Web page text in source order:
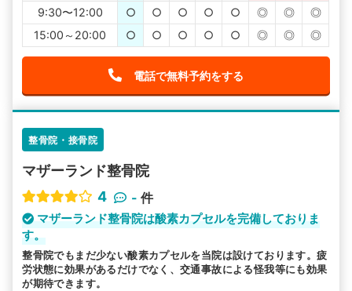
9:30〜12:00
○ ○ ○ ○ ○ ◎ ◎
◎
15:00～20:00
○ ○ ○ ○ ○ ◎ ◎ ◎
電話で無料予約をする
整骨院・接骨院
マザーランド整骨院
4
- 件
マザーランド整骨院は酸素カプセルを完備しておりま
す。
整骨院でもまだ少ない酸素カプセルを当院は設けております。疲
労状態に効果があるだけでなく、交通事故による怪我等にも効果
が期待できます。